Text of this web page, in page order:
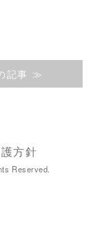
記事 ≫
方針
Reserved.